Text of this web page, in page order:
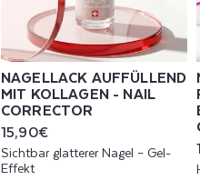
NAGELLACK AUFFÜLLEND
MIT KOLLAGEN - NAIL
CORRECTOR
Normaler
Preis
15,90€
Sichtbar glatterer Nagel – Gel-
Effekt